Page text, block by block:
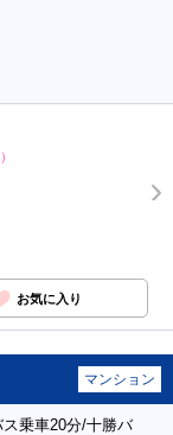
お気に入り
マンション
乗車20分/十勝バ